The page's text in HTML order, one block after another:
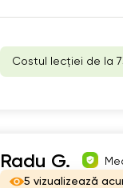
Costul lecției de la
Radu G.
5 vizualizează